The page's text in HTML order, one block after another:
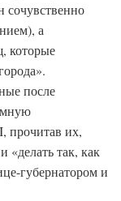
сочувственно
а
которые
после
прочитав их,
«делать так, как
губернатором и